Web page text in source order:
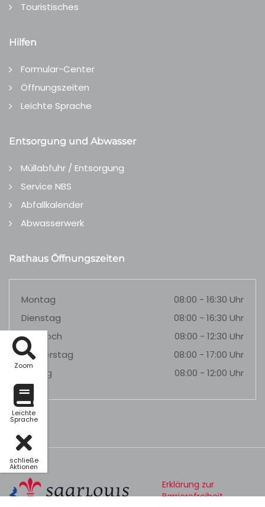
Zoom
Leichte
Sprache
schließe
Aktionen
Touristisches
Hilfen
Formular-Center
Öffnungszeiten
Leichte Sprache
Entsorgung und Abwasser
Müllabfuhr / Entsorgung
Service NBS
Abfallkalender
Abwasserwerk
Rathaus Öffnungszeiten
Montag
08:00 - 16:30 Uhr
Dienstag
08:00 - 16:30 Uhr
Mittwoch
08:00 - 12:30 Uhr
Donnerstag
08:00 - 17:00 Uhr
Freitag
08:00 - 12:00 Uhr
Erklärung zur
Barrierefreiheit